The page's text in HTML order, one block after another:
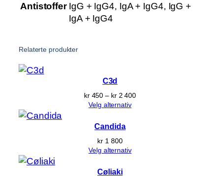
Antistoffer IgG + IgG4, IgA + IgG4, IgG +
IgA + IgG4
Relaterte produkter
C3d
kr450 – kr2 400Prisområde:
Velg alternativ
Candida
kr 1 800
Velg alternativ
Cøliaki